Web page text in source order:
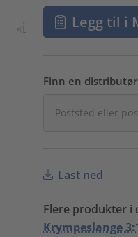
Legg til i
Finn en
Last ned
Flere produkter i
Krympeslange